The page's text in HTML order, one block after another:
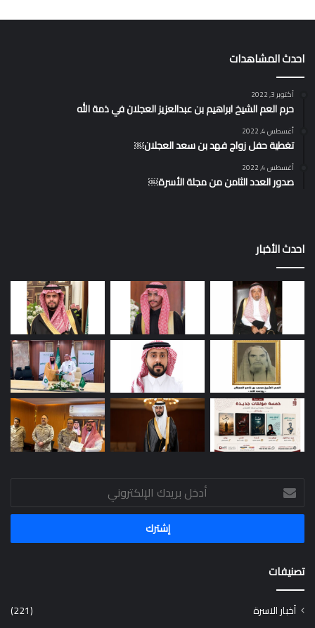
احدث المشاهدات
أكتوبر 3, 2022
حرم العم الشيخ ابراهيم بن عبدالعزيز العجلان في ذمة الله
أغسطس 4, 2022
تغطية حفل زواج فهد بن سعد العجلان￼
أغسطس 4, 2022
صدور العدد الثامن من مجلة الأسرة￼
احدث الأخبار
أدخل
بريدك
الإلكتروني
تصنيفات
أخبار الاسرة
(221)